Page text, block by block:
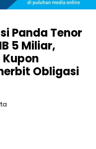
Panda Tenor
5 Miliar,
Obligasi